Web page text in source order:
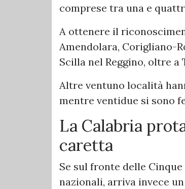
comprese tra una e
A ottenere il
Amendolara, Corigliano-
Scilla nel Reggino, oltre a
Altre ventuno località
mentre ventidue si sono
La Calabria
caretta
Se sul fronte delle
nazionali, arriva invece